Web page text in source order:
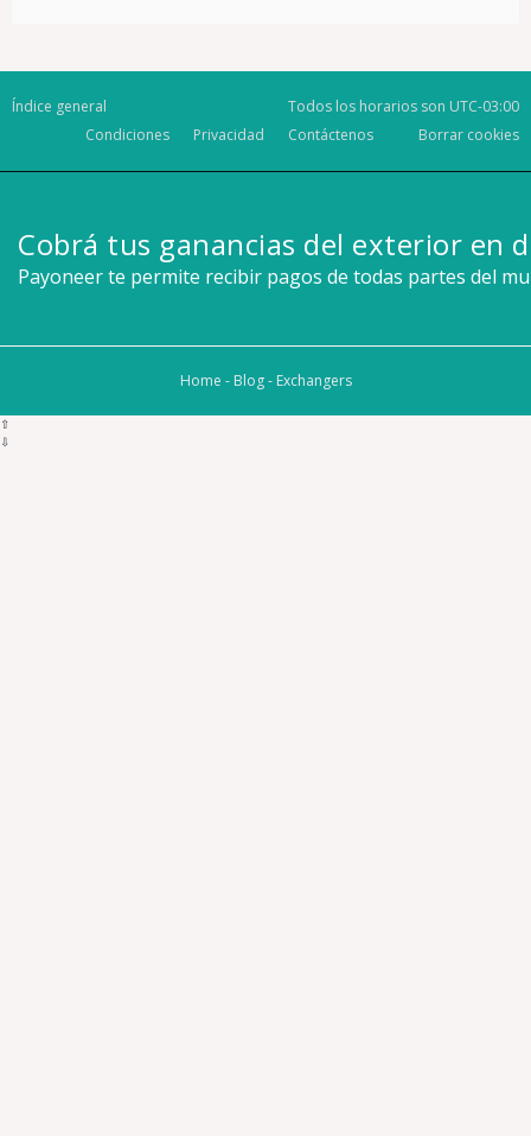
Índice general Todos los horarios son UTC-03:00
Borrar cookies
Contáctenos
Privacidad
Condiciones
Cobrá tus ganancias del exterior en
Payoneer te permite recibir pagos de todas partes del
Home - Blog- Exchangers
⇧
⇩